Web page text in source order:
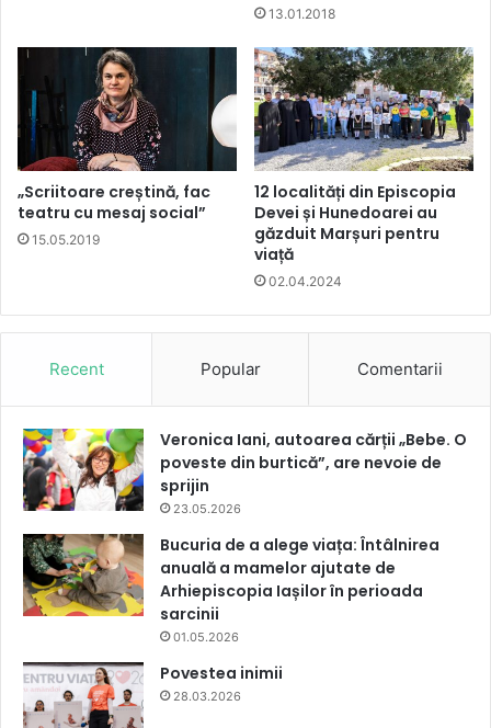
13.01.2018
„Scriitoare creștină, fac
teatru cu mesaj social”
15.05.2019
12 localități din Episcopia
Devei și Hunedoarei au
găzduit Marșuri pentru
viață
02.04.2024
Recent Popular Comentarii
Veronica Iani, autoarea cărții „Bebe. O
poveste din burtică”, are nevoie de
sprijin
23.05.2026
Bucuria de a alege viața: Întâlnirea
anuală a mamelor ajutate de
Arhiepiscopia Iașilor în perioada
sarcinii
01.05.2026
Povestea inimii
28.03.2026